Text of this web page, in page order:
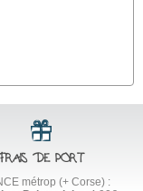
FRAIS DE PORT
métrop (+ Corse) :